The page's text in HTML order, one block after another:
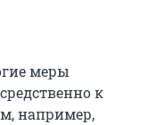
меры
к
например,